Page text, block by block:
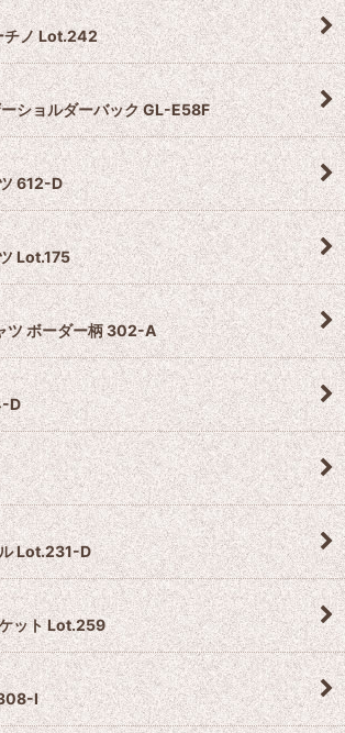
ノ Lot.242
ショルダーバック GL-E58F
612-D
Lot.175
ツ ボーダー柄 302-A
D
Lot.231-D
ット Lot.259
I